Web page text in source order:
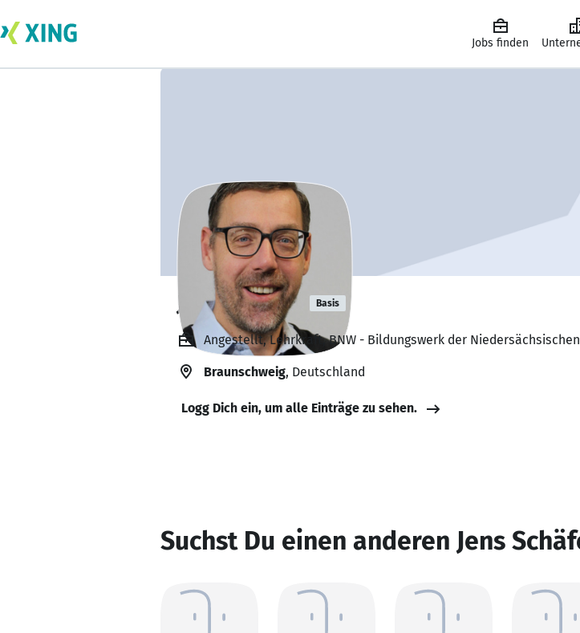
Jobs finden
Jens Schäfer Basis
Angestellt, Lehrkraft, BNW - Bildungswerk der
Braunschweig, Deutschland
Logg Dich ein, um alle Einträge zu sehen.
Suchst Du einen anderen Jens